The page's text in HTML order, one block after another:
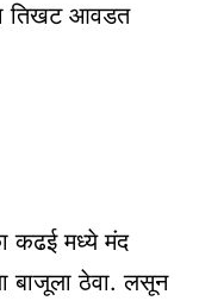
तिखट आवडत
कढई मध्ये मंद
बाजूला ठेवा. लसून